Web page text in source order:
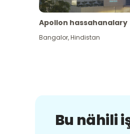
Apollon hassahanalary
Bangalor,Hindistan
Bu nähili